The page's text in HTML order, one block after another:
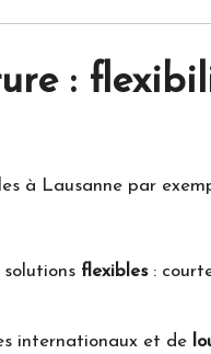
:
à Lausanne par
flexibles:
internationaux et de